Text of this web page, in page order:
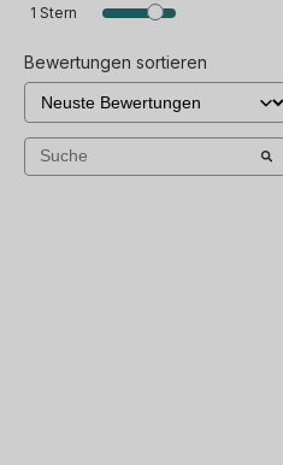
1 Stern
Bewertungen sortieren